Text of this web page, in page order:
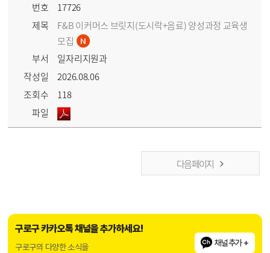
번호
17726
제목
F&B 이커머스 브릿지(도시락+음료) 양성과정 교육생
모집
부서
일자리지원과
작성일
2026.08.06
조회수
118
파일
다음 페이지
구로구 카카오톡 채널을 추가하세요!
구로구의 다양한 소식을
채널추가 +